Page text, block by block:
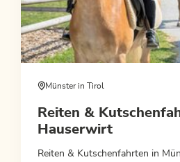
Münster in Tirol
Reiten &
Hauserwirt
Reiten & Kutschenfahrten in